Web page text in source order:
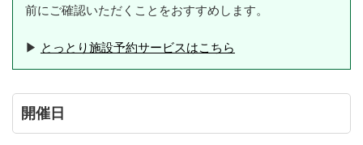
前にご確認いただくことをおすすめします。
▶ とっとり施設予約サービスはこちら
開催日